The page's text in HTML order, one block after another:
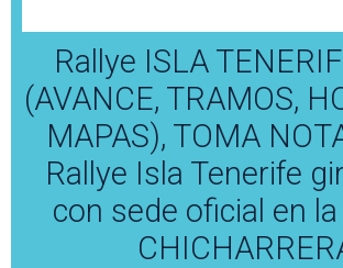
Rallye ISLA
(AVANCE, TRAMOS,
MAPAS), TOMA
Rallye Isla Tenerife
con sede oficial en